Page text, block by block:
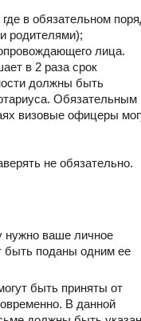
в обязательном
родителями);
лица.
в 2 раза срок
должны быть
Обязательным
визовые офицеры
не обязательно.
нужно ваше личное
быть поданы одним ее
быть приняты от
В данной